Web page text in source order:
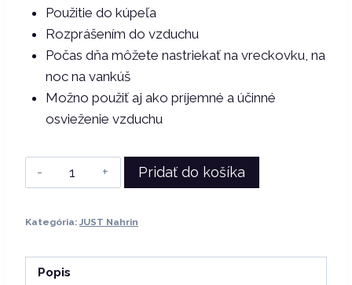
Použitie do kúpeľa
Rozprášením do vzduchu
Počas dňa môžete nastriekať na vreckovku, na
noc na vankúš
Možno použiť aj ako príjemné a účinné
osvieženie vzduchu
množstvo
Just
Eucasol
50
Pridať do košíka
Kategória: JUST Nahrin
Popis